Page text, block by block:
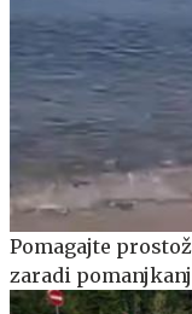
Pomagajte
zaradi